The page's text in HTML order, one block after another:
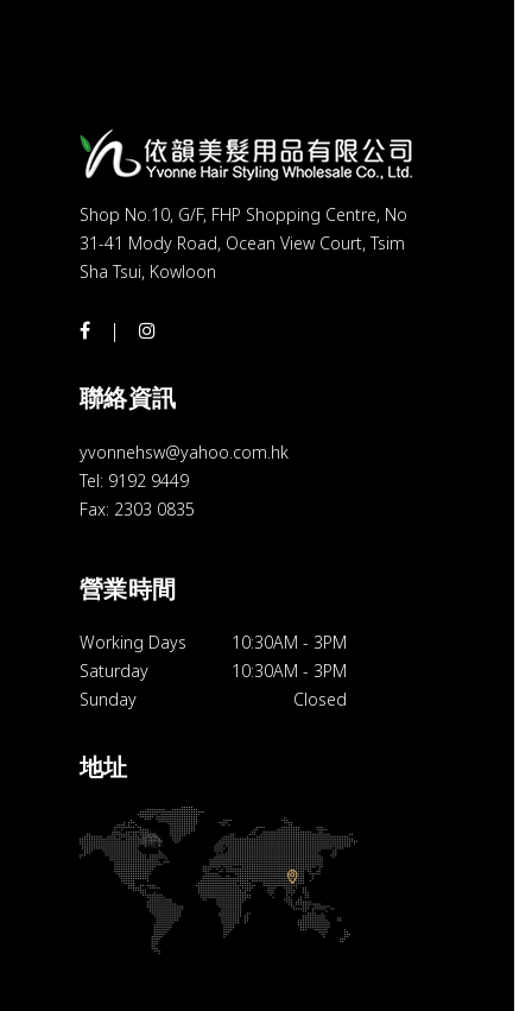
Shop No.10, G/F, FHP Shopping Centre, No
31-41 Mody Road, Ocean View Court, Tsim
Sha Tsui, Kowloon
聯絡資訊
yvonnehsw@yahoo.com.hk
Tel: 9192 9449
Fax: 2303 0835
營業時間
Working Days 10:30AM - 3PM
Saturday
10:30AM - 3PM
Sunday
Closed
地址